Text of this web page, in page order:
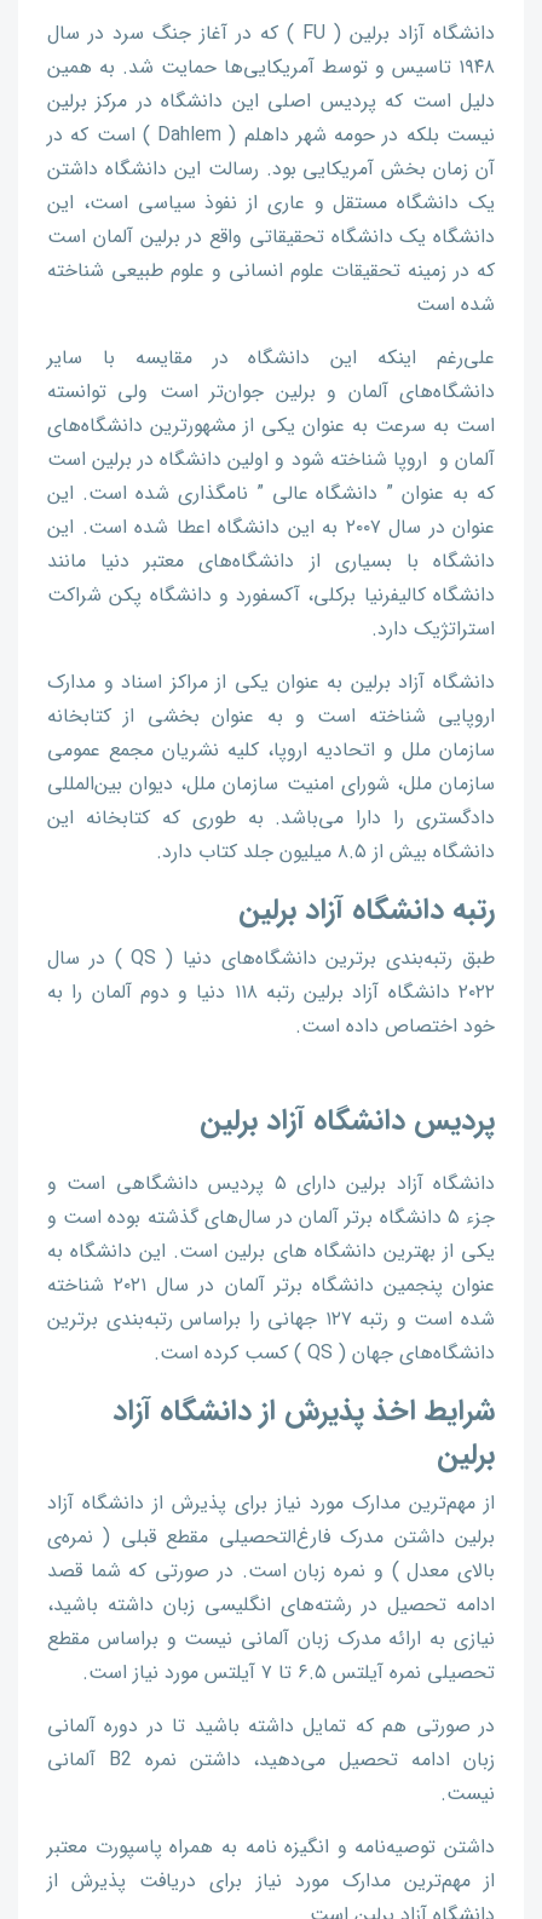
دانشگاه آزاد برلین ( FU ) که در آغاز جنگ سرد در سال
۱۹۴۸ تاسیس و توسط آمریکایی‌ها حمایت شد. به همین
دلیل است که پردیس اصلی این دانشگاه در مرکز برلین
نیست بلکه در حومه شهر داهلم ( Dahlem ) است که در
آن زمان بخش آمریکایی بود. رسالت این دانشگاه داشتن
یک دانشگاه مستقل و عاری از نفوذ سیاسی است، این
دانشگاه یک دانشگاه تحقیقاتی واقع در برلین آلمان است
که در زمینه تحقیقات علوم انسانی و علوم طبیعی شناخته
شده است
علی‌رغم اینکه این دانشگاه در مقایسه با سایر
دانشگاه‌های آلمان و برلین جوان‌تر است ولی توانسته‌
است به سرعت به عنوان یکی از مشهورترین دانشگاه‌های
آلمان و اروپا شناخته شود و اولین دانشگاه در برلین است
که به عنوان ” دانشگاه عالی ” نامگذاری شده است. این
عنوان در سال ۲۰۰۷ به این دانشگاه اعطا شده است. این
دانشگاه با بسیاری از دانشگاه‌های معتبر دنیا مانند
دانشگاه کالیفرنیا برکلی، آکسفورد و دانشگاه پکن شراکت
استراتژیک دارد.
دانشگاه آزاد برلین به عنوان یکی از مراکز اسناد و مدارک
اروپایی شناخته است و به عنوان بخشی از کتابخانه
سازمان ملل و اتحادیه اروپا، کلیه نشریان مجمع عمومی
سازمان ملل، شورای امنیت سازمان ملل، دیوان بین‌المللی
دادگستری را دارا می‌باشد. به طوری که کتابخانه این
دانشگاه بیش از ۸.۵ میلیون جلد کتاب دارد.
رتبه دانشگاه آزاد برلین
طبق رتبه‌بندی برترین دانشگاه‌های دنیا ( QS ) در سال
۲۰۲۲ دانشگاه آزاد برلین رتبه ۱۱۸ دنیا و دوم آلمان را به
خود اختصاص داده است.
پردیس دانشگاه آزاد برلین
دانشگاه آزاد برلین دارای ۵ پردیس دانشگاهی است و
جزء ۵ دانشگاه برتر آلمان در سال‌های گذشته بوده است و
یکی از بهترین دانشگاه های برلین است. این دانشگاه به
عنوان پنجمین دانشگاه برتر آلمان در سال ۲۰۲۱ شناخته
شده است و رتبه ۱۲۷ جهانی را براساس رتبه‌بندی برترین
دانشگاه‌های جهان ( QS ) کسب کرده است.
شرایط اخذ پذیرش از دانشگاه آزاد
برلین
از مهم‌ترین مدارک مورد نیاز برای پذیرش از دانشگاه آزاد
برلین داشتن مدرک فارغ‌التحصیلی مقطع قبلی ( نمره‌ی
بالای معدل ) و نمره زبان است. در صورتی که شما قصد
ادامه تحصیل در رشته‌های انگلیسی زبان داشته باشید،
نیازی به ارائه مدرک زبان آلمانی نیست و براساس مقطع
تحصیلی نمره آیلتس ۶.۵ تا ۷ آیلتس مورد نیاز است.
در صورتی هم که تمایل داشته باشید تا در دوره آلمانی
زبان ادامه تحصیل می‌دهید، داشتن نمره B2 آلمانی
نیست.
داشتن توصیه‌نامه و انگیزه نامه به همراه پاسپورت معتبر
از مهم‌ترین مدارک مورد نیاز برای دریافت پذیرش از